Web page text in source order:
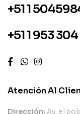
+51 1
+51 1 953
Atención Al
Dirección: Av. el